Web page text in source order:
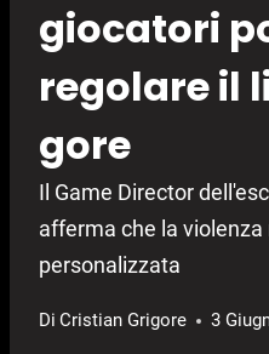
giocatori
regolare il
gore
Il Game Director
afferma che la
personalizzata
Di Cristian Grigore 3